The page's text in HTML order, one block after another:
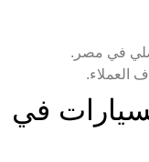
العملاء.
في